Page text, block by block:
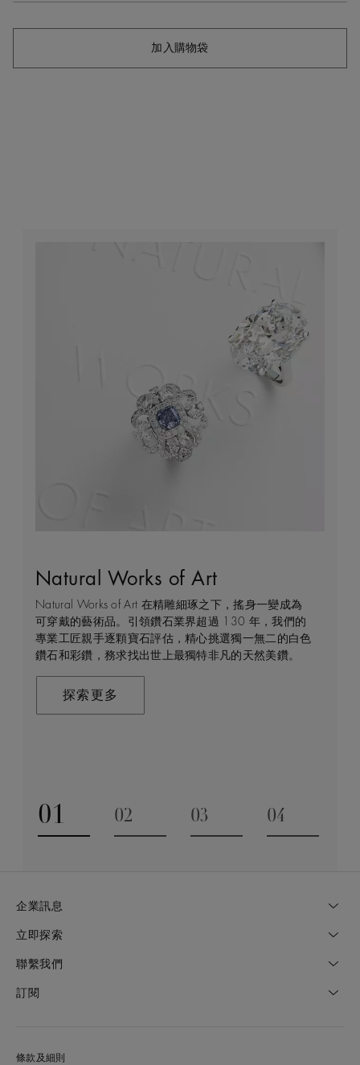
加入購物袋
Natural Works of Art
Natural Works of Art 在精雕細琢之下，搖身一變成為
可穿戴的藝術品。引領鑽石業界超過 130 年，我們的
專業工匠親手逐顆寶石評估，精心挑選獨一無二的白色
鑽石和彩鑽，務求找出世上最獨特非凡的天然美鑽。
探索更多
鑽石珠寶創作的藝術
De Beers 作為鑽石珠寶藝術的領導者，在鑽石之旅的
每個階段 —— 從鑽石原石的開採到打造成世代相傳的
瑰寶 —— 均擁有舉足輕重的獨特地位。 我們探索並揭
示大自然的珍稀寶藏所潛藏的醉人魅力，精心創造出工
在這趟追尋極致瑰寶的旅程，對完美的追求與卓越的專
建設永恒
我們每天都能親眼目感受天然美鑽何等珍貴，對佩戴者
和製作過程中的所有人而言，鑽石都是大自然的瑰寶。
因此我們致力確保每顆鑽石都能對開採地當地的人民和
環境帶來長久的正面影響。我們將此承諾稱為「建設永
探索更多
客戶服務
不論您身處家中或到訪我們其中一間商店，我們都渴望
能為您提供度身訂造的購物體驗。預約親臨精品店或線
上購物體驗，即可透過私人諮詢得到專家協助和指導。
聯絡我們
01
Go to slide 1
02
03
04
企業訊息
立即探索
聯繫我們
訂閱
條款及細則